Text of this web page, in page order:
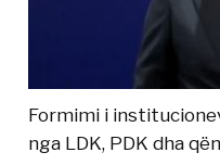
Formimi i
nga LDK, PDK dha